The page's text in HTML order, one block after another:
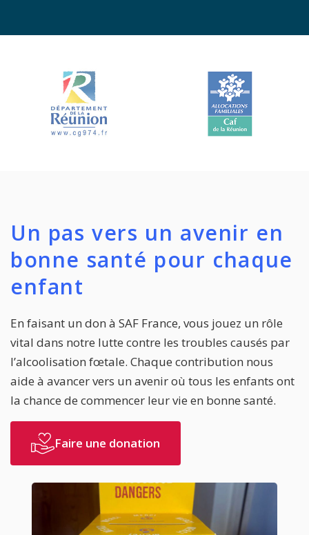
Un pas vers un avenir en
bonne santé pour chaque
enfant
En faisant un don à SAF France, vous jouez un rôle
vital dans notre lutte contre les troubles causés par
l’alcoolisation fœtale. Chaque contribution nous
aide à avancer vers un avenir où tous les enfants ont
la chance de commencer leur vie en bonne santé.
Faire une donation